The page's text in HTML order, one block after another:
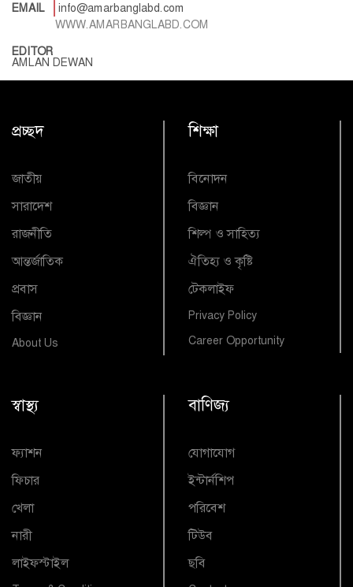
EMAIL
info@amarbanglabd.com
WWW.AMARBANGLABD.COM
EDITOR
AMLAN DEWAN
প্রচ্ছদ
জাতীয়
সারাদেশ
রাজনীতি
আন্তর্জাতিক
প্রবাস
বিজ্ঞান
About Us
শিক্ষা
বিনোদন
বিজ্ঞান
শিল্প ও সাহিত্য
ঐতিহ্য ও কৃষ্টি
টেকলাইফ
Privacy Policy
Career Opportunity
স্বাস্থ্য
ফ্যাশন
ফিচার
খেলা
নারী
লাইফস্টাইল
বাণিজ্য
যোগাযোগ
ইন্টার্নশিপ
পরিবেশ
টিউব
ছবি